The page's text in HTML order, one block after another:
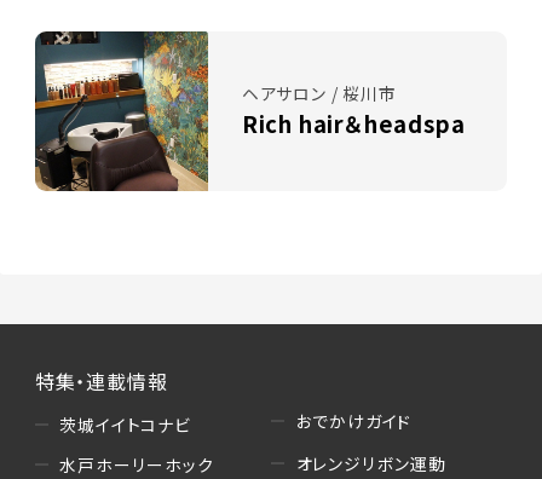
ヘアサロン / 桜川市
Rich hair＆headspa
特集・連載情報
茨城イイトコナビ
水戸ホーリーホック
おでかけガイド
オレンジリボン運動